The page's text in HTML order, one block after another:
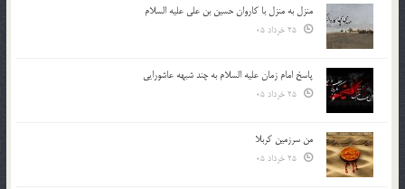
منزل به منزل با کاروان حسین بن علی علیه السلام
پاسخ امام زمان علیه السلام به چند شبهه عاشورایی
من سرزمین کربلا